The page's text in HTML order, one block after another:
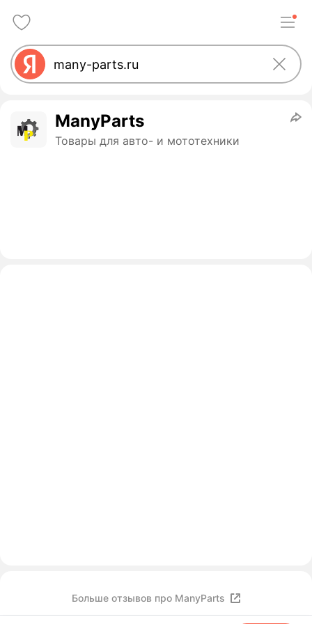
ManyParts
Товары для авто- и мототехники
Больше отзывов про ManyParts